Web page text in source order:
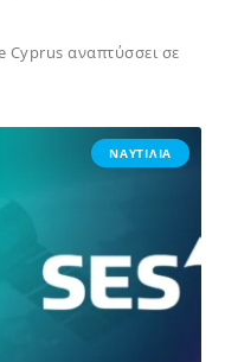
αναπτύσσει σε
ΝΑΥΤΙΛΙΑ